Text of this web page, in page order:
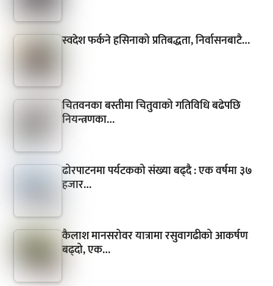
स्वदेश फर्कने हसिनाको प्रतिबद्धता, निर्वासनबाटै…
चितवनका बस्तीमा चितुवाको गतिविधि बढेपछि
नियन्त्रणका…
ढोरपाटनमा पर्यटकको संख्या बढ्दै : एक वर्षमा ३७
हजार…
कैलाश मानसरोवर यात्रामा रसुवागढीको आकर्षण
बढ्दो, एक…